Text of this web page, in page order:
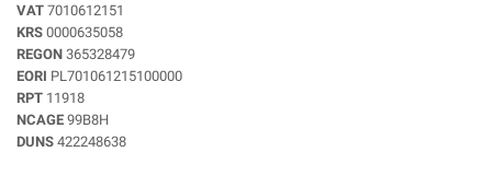
VAT 7010612151
KRS 0000635058
REGON 365328479
EORI PL701061215100000
RPT 11918
NCAGE 99B8H
DUNS 422248638